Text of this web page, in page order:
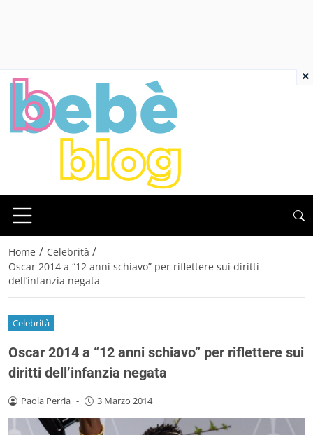
Home / Celebrità /
Oscar 2014 a “12 anni schiavo” per riflettere sui diritti
dell’infanzia negata
Celebrità
Oscar 2014 a “12 anni schiavo” per riflettere sui
diritti dell’infanzia negata
Paola Perria - 3 Marzo 2014
×